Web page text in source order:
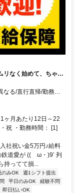
なく始めて、ちゃん
る/直行直帰/勤務地
ヶ月あたり12日～22
祝 ・勤務時間： [1]
社祝い金5万円♪給料
道愛が ((ゝω・)9’ 列
ってて損...
のみOK
週1シフト提出
平日のみOK
経験不問
即日払いOK